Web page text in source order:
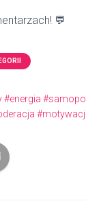
💬
#energia